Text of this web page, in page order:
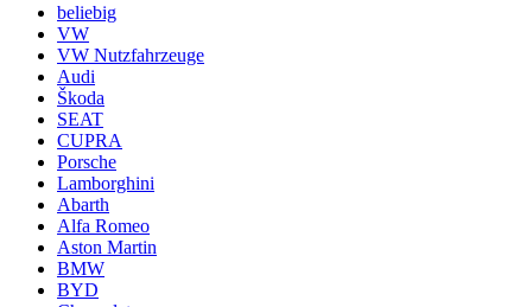
beliebig
VW
VW Nutzfahrzeuge
Audi
Škoda
SEAT
CUPRA
Porsche
Lamborghini
Abarth
Alfa Romeo
Aston Martin
BMW
BYD